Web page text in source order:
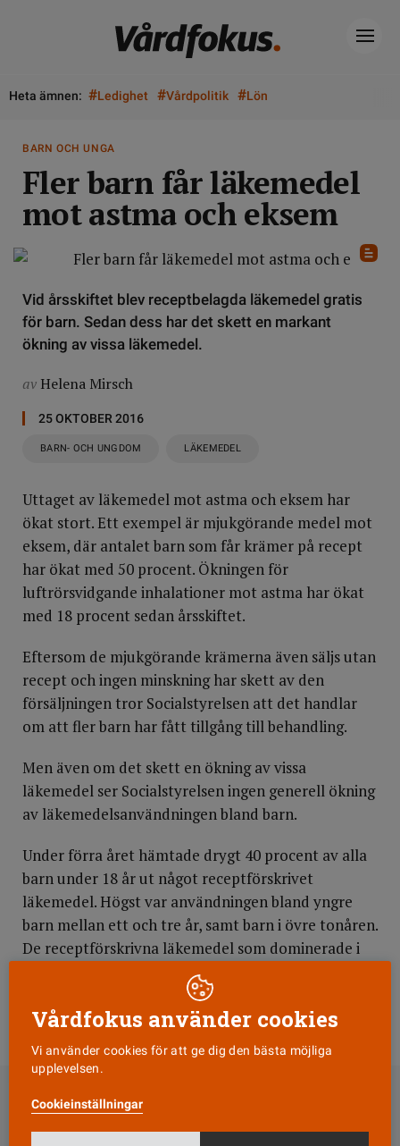
Heta ämnen: #Ledighet #Vårdpolitik #Lön
BARN OCH UNGA
Fler barn får läkemedel
mot astma och eksem
Vid årsskiftet blev receptbelagda läkemedel gratis
för barn. Sedan dess har det skett en markant
ökning av vissa läkemedel.
av Helena Mirsch
25 OKTOBER 2016
BARN- OCH UNGDOM LÄKEMEDEL
Uttaget av läkemedel mot astma och eksem har
ökat stort. Ett exempel är mjukgörande medel mot
eksem, där antalet barn som får krämer på recept
har ökat med 50 procent. Ökningen för
luftrörsvidgande inhalationer mot astma har ökat
med 18 procent sedan årsskiftet.
Eftersom de mjukgörande krämerna även säljs utan
recept och ingen minskning har skett av den
försäljningen tror Socialstyrelsen att det handlar
om att fler barn har fått tillgång till behandling.
Men även om det skett en ökning av vissa
läkemedel ser Socialstyrelsen ingen generell ökning
av läkemedelsanvändningen bland barn.
Under förra året hämtade drygt 40 procent av alla
barn under 18 år ut något receptförskrivet
läkemedel. Högst var användningen bland yngre
barn mellan ett och tre år, samt barn i övre tonåren.
De receptförskrivna läkemedel som dominerade i
alla åldersgrupper var mediciner mot infektioner,
främst antibiotika, samt mot sjukdomar i
andningsorganen.
DELA
Vårdfokus använder cookies
Vi använder cookies för att ge dig den bästa möjliga
upplevelsen.
Cookieinställningar